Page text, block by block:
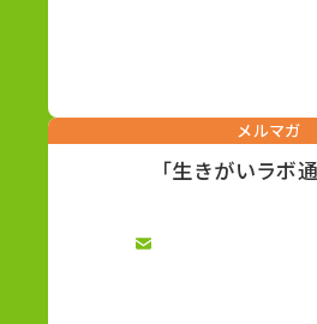
メルマガ
「生きがいラボ